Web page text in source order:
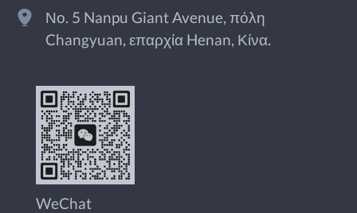
Νο. 5 Nanpu Giant Avenue, πόλη
Changyuan, επαρχία Henan, Κίνα.
WeChat